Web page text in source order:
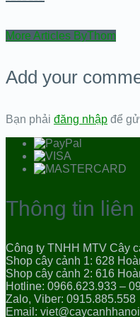
More Articles ByThom
Add your
Bạn phải đăng nhập để
Thông tin liên
Công ty TNHH MTV Cây
Shop cây cảnh 1: 628
Shop cây cảnh 2: 616
Hotline: 0966.623.933 –
Zalo, Viber: 0915.885.558
Email: